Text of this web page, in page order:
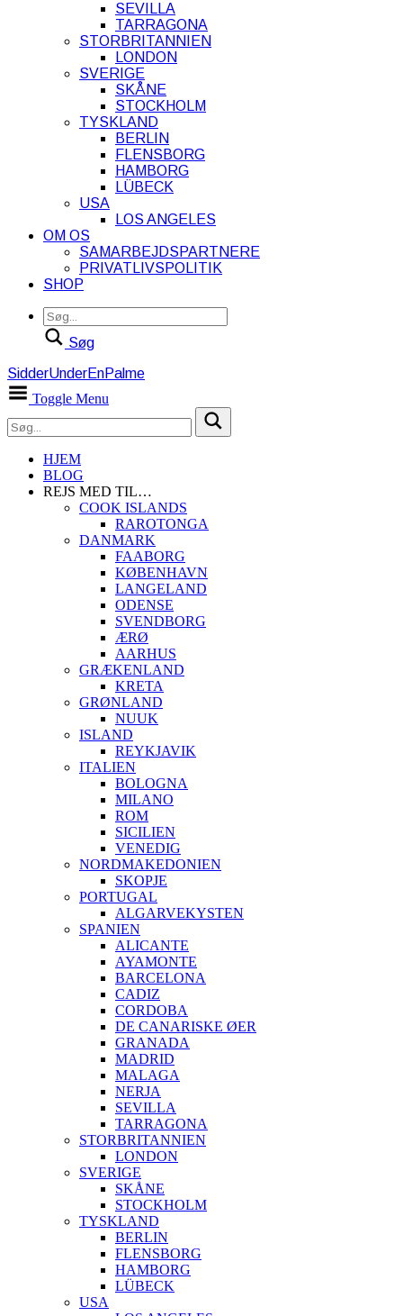
SEVILLA
TARRAGONA
STORBRITANNIEN
LONDON
SVERIGE
SKÅNE
STOCKHOLM
TYSKLAND
BERLIN
FLENSBORG
HAMBORG
LÜBECK
USA
LOS ANGELES
OM OS
SAMARBEJDSPARTNERE
PRIVATLIVSPOLITIK
SHOP
Søg
SidderUnderEnPalme
Toggle Menu
HJEM
BLOG
REJS MED TIL…
COOK ISLANDS
RAROTONGA
DANMARK
FAABORG
KØBENHAVN
LANGELAND
ODENSE
SVENDBORG
ÆRØ
AARHUS
GRÆKENLAND
KRETA
GRØNLAND
NUUK
ISLAND
REYKJAVIK
ITALIEN
BOLOGNA
MILANO
ROM
SICILIEN
VENEDIG
NORDMAKEDONIEN
SKOPJE
PORTUGAL
ALGARVEKYSTEN
SPANIEN
ALICANTE
AYAMONTE
BARCELONA
CADIZ
CORDOBA
DE CANARISKE ØER
GRANADA
MADRID
MALAGA
NERJA
SEVILLA
TARRAGONA
STORBRITANNIEN
LONDON
SVERIGE
SKÅNE
STOCKHOLM
TYSKLAND
BERLIN
FLENSBORG
HAMBORG
LÜBECK
USA